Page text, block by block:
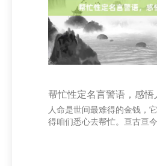
帮忙性定名言警语，感悟
人命是世间最难得的金钱，
得咱们悉心去帮忙。亘古亘